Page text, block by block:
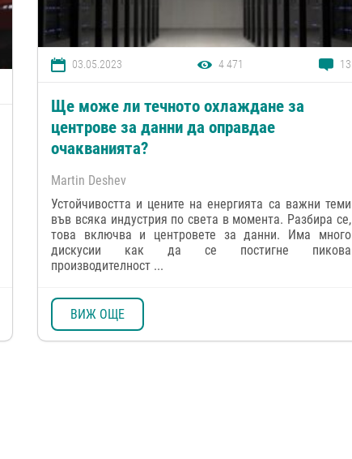
03.05.2023 4 471 13
Ще може ли течното охлаждане за
центрове за данни да оправдае
очакванията?
Martin Deshev
Устойчивостта и цените на енергията са важни теми
във всяка индустрия по света в момента. Разбира се,
това включва и центровете за данни. Има много
дискусии как да се постигне пикова
производителност ...
ВИЖ ОЩЕ